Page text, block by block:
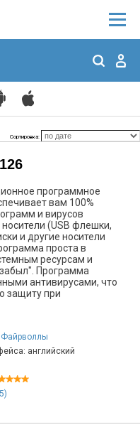
Сортировка:
программное
вам 100%
и вирусов
(USB флешки,
и другие носители
проста в
ресурсам и
забыл". Программа
антивирусами, что
защиту при
Файрволлы
английский